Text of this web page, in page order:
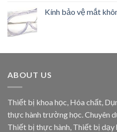
Kính bảo vệ mắt
ABOUT US
Thiết bị khoa học, Hóa chất,
thực hành trường học. Chuyên
Thiết bị thực hành, Thiết bị dạy